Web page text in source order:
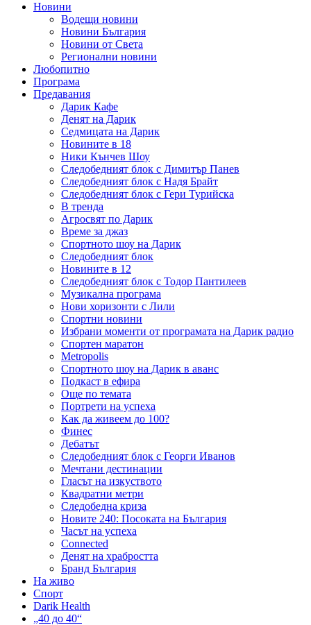
Новини
Водещи новини
Новини България
Новини от Света
Регионални новини
Любопитно
Програма
Предавания
Дарик Кафе
Денят на Дарик
Седмицата на Дарик
Новините в 18
Ники Кънчев Шоу
Следобедният блок с Димитър Панев
Следобедният блок с Надя Брайт
Следобедният блок с Гери Турийска
В тренда
Агросвят по Дарик
Време за джаз
Спортното шоу на Дарик
Следобедният блок
Новините в 12
Следобедният блок с Тодор Пантилеев
Музикална програма
Нови хоризонти с Лили
Спортни новини
Избрани моменти от програмата на Дарик радио
Спортен маратон
Metropolis
Спортното шоу на Дарик в аванс
Подкаст в ефира
Още по темата
Портрети на успеха
Как да живеем до 100?
Финес
Дебатът
Следобедният блок с Георги Иванов
Мечтани дестинации
Гласът на изкуството
Квадратни метри
Следобедна криза
Новите 240: Посоката на България
Часът на успеха
Connected
Денят на храбростта
Бранд България
На живо
Спорт
Darik Health
„40 до 40“